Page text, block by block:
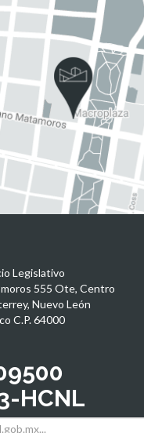
Legislativo
555 Ote, Centro
Nuevo León
C.P. 64000
HCNL